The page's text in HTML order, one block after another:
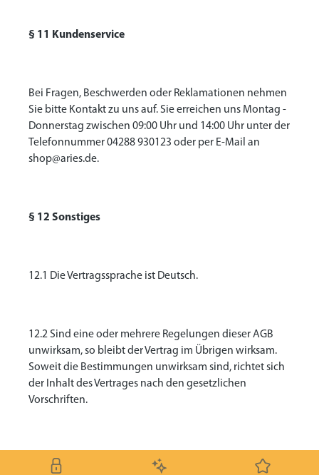
§ 11 Kundenservice
Bei Fragen, Beschwerden oder Reklamationen nehmen
Sie bitte Kontakt zu uns auf. Sie erreichen uns Montag -
Donnerstag zwischen 09:00 Uhr und 14:00 Uhr unter der
Telefonnummer 04288 930123 oder per E-Mail an
shop@aries.de.
§ 12 Sonstiges
12.1 Die Vertragssprache ist Deutsch.
12.2 Sind eine oder mehrere Regelungen dieser AGB
unwirksam, so bleibt der Vertrag im Übrigen wirksam.
Soweit die Bestimmungen unwirksam sind, richtet sich
der Inhalt des Vertrages nach den gesetzlichen
Vorschriften.